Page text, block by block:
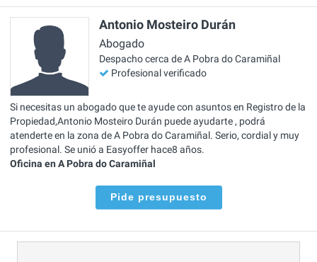
Antonio Mosteiro Durán
Abogado
Despacho cerca de A Pobra do Caramiñal
Profesional verificado
Si necesitas un abogado que te ayude con asuntos en Registro de la
Propiedad,Antonio Mosteiro Durán puede ayudarte , podrá
atenderte en la zona de A Pobra do Caramiñal. Serio, cordial y muy
profesional. Se unió a Easyoffer hace8 años.
Oficina en A Pobra do Caramiñal
Pide presupuesto